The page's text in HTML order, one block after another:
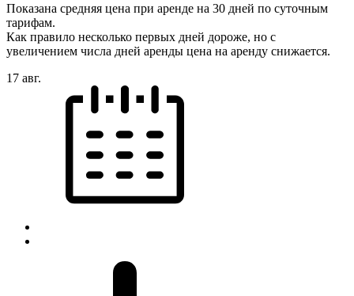
Показана средняя цена при аренде на 30 дней по суточным
тарифам.
Как правило несколько первых дней дороже, но с
увеличением числа дней аренды цена на аренду снижается.
17 авг.